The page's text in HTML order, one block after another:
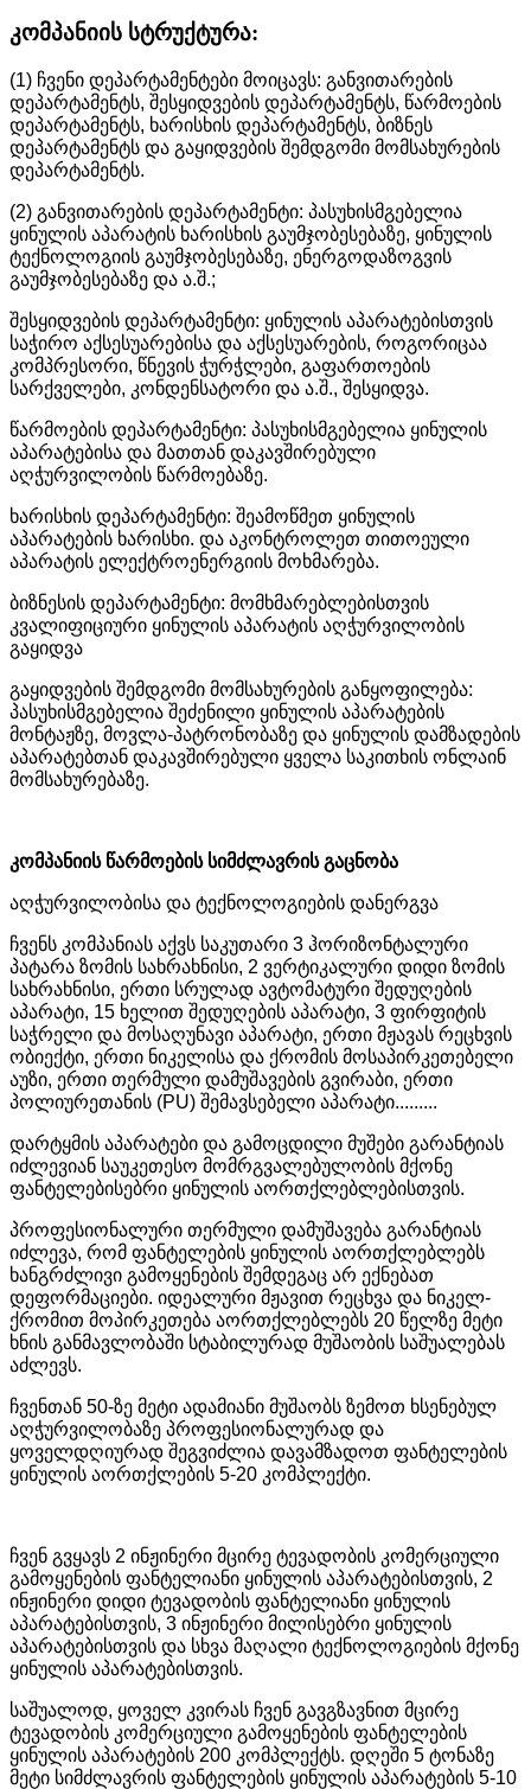
კომპანიის სტრუქტურა:
(1) ჩვენი დეპარტამენტები მოიცავს: განვითარების
დეპარტამენტს, შესყიდვების დეპარტამენტს, წარმოების
დეპარტამენტს, ხარისხის დეპარტამენტს, ბიზნეს
დეპარტამენტს და გაყიდვების შემდგომი მომსახურების
დეპარტამენტს.
(2) განვითარების დეპარტამენტი: პასუხისმგებელია
ყინულის აპარატის ხარისხის გაუმჯობესებაზე, ყინულის
ტექნოლოგიის გაუმჯობესებაზე, ენერგოდაზოგვის
გაუმჯობესებაზე და ა.შ.;
შესყიდვების დეპარტამენტი: ყინულის აპარატებისთვის
საჭირო აქსესუარებისა და აქსესუარების, როგორიცაა
კომპრესორი, წნევის ჭურჭლები, გაფართოების
სარქველები, კონდენსატორი და ა.შ., შესყიდვა.
წარმოების დეპარტამენტი: პასუხისმგებელია ყინულის
აპარატებისა და მათთან დაკავშირებული
აღჭურვილობის წარმოებაზე.
ხარისხის დეპარტამენტი: შეამოწმეთ ყინულის
აპარატების ხარისხი. და აკონტროლეთ თითოეული
აპარატის ელექტროენერგიის მოხმარება.
ბიზნესის დეპარტამენტი: მომხმარებლებისთვის
კვალიფიციური ყინულის აპარატის აღჭურვილობის
გაყიდვა
გაყიდვების შემდგომი მომსახურების განყოფილება:
პასუხისმგებელია შეძენილი ყინულის აპარატების
მონტაჟზე, მოვლა-პატრონობაზე და ყინულის დამზადების
აპარატებთან დაკავშირებული ყველა საკითხის ონლაინ
მომსახურებაზე.
კომპანიის წარმოების სიმძლავრის გაცნობა
აღჭურვილობისა და ტექნოლოგიების დანერგვა
ჩვენს კომპანიას აქვს საკუთარი 3 ჰორიზონტალური
პატარა ზომის სახრახნისი, 2 ვერტიკალური დიდი ზომის
სახრახნისი, ერთი სრულად ავტომატური შედუღების
აპარატი, 15 ხელით შედუღების აპარატი, 3 ფირფიტის
საჭრელი და მოსაღუნავი აპარატი, ერთი მჟავას რეცხვის
ობიექტი, ერთი ნიკელისა და ქრომის მოსაპირკეთებელი
აუზი, ერთი თერმული დამუშავების გვირაბი, ერთი
პოლიურეთანის (PU) შემავსებელი აპარატი.........
დარტყმის აპარატები და გამოცდილი მუშები გარანტიას
იძლევიან საუკეთესო მომრგვალებულობის მქონე
ფანტელებისებრი ყინულის აორთქლებლებისთვის.
პროფესიონალური თერმული დამუშავება გარანტიას
იძლევა, რომ ფანტელების ყინულის აორთქლებლებს
ხანგრძლივი გამოყენების შემდეგაც არ ექნებათ
დეფორმაციები. იდეალური მჟავით რეცხვა და ნიკელ-
ქრომით მოპირკეთება აორთქლებლებს 20 წელზე მეტი
ხნის განმავლობაში სტაბილურად მუშაობის საშუალებას
აძლევს.
ჩვენთან 50-ზე მეტი ადამიანი მუშაობს ზემოთ ხსენებულ
აღჭურვილობაზე პროფესიონალურად და
ყოველდღიურად შეგვიძლია დავამზადოთ ფანტელების
ყინულის აორთქლების 5-20 კომპლექტი.
ჩვენ გვყავს 2 ინჟინერი მცირე ტევადობის კომერციული
გამოყენების ფანტელიანი ყინულის აპარატებისთვის, 2
ინჟინერი დიდი ტევადობის ფანტელიანი ყინულის
აპარატებისთვის, 3 ინჟინერი მილისებრი ყინულის
აპარატებისთვის და სხვა მაღალი ტექნოლოგიების მქონე
ყინულის აპარატებისთვის.
საშუალოდ, ყოველ კვირას ჩვენ გავგზავნით მცირე
ტევადობის კომერციული გამოყენების ფანტელების
ყინულის აპარატების 200 კომპლექტს. დღეში 5 ტონაზე
მეტი სიმძლავრის ფანტელების ყინულის აპარატების 5-10